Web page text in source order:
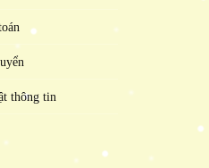
thông tin